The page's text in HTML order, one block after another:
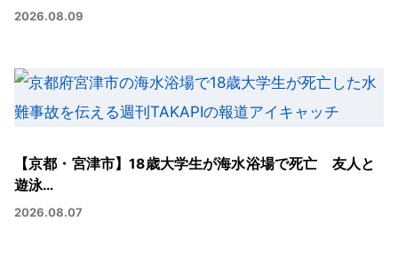
2026.08.09
【京都・宮津市】18歳大学生が海水浴場で死亡 友人と
遊泳…
2026.08.07